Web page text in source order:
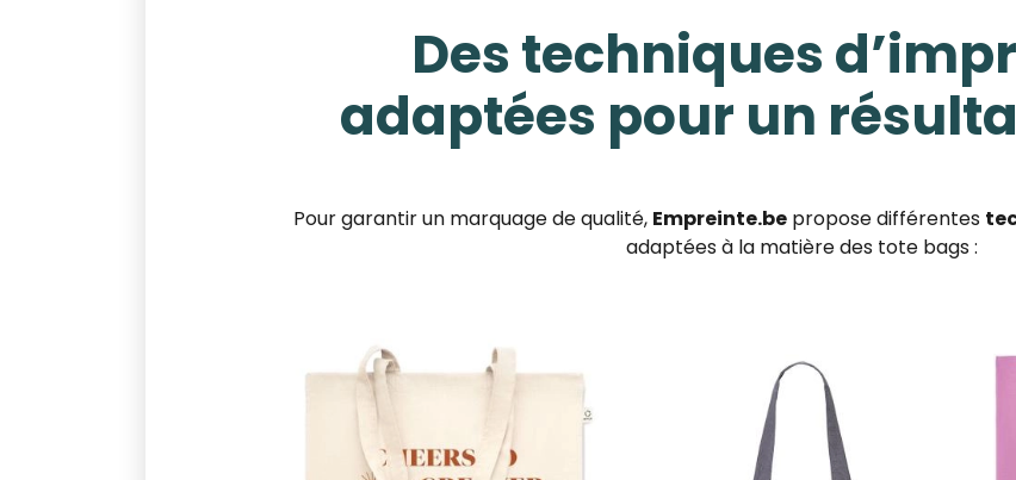
Des techniques
adaptées pour un
Pour garantir un marquage de qualité, Empreinte.bepropose différentes
adaptées à la matière des tote bags :